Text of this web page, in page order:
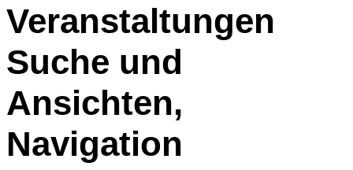
Veranstaltungen
für
Juli
Veranstaltungen
Suche und
Ansichten,
Navigation